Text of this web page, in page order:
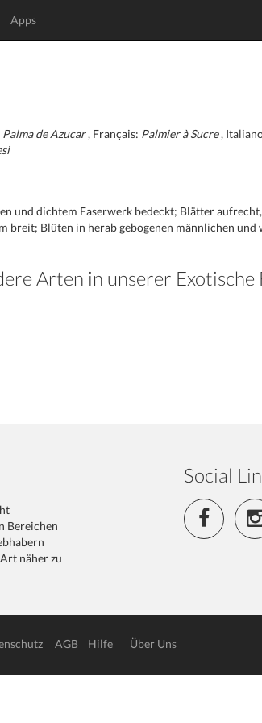
Apps
Palma de Azucar, Français: Palmier à Sucre,
und dichtem Faserwerk bedeckt; Blätter
breit; Blüten in herab gebogenen männlichen und
Arten in unserer
Bereichen
näher zu
Social
AGB Hilfe Über Uns